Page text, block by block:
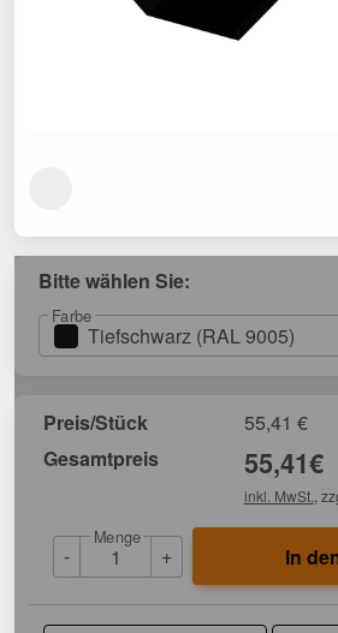
Bitte wählen Sie:
Farbe
Tiefschwarz (RAL 9005)
Preis/Stück 55,41 €
Gesamtpreis
55,41€
inkl. MwSt. ,
-
Menge
+ In